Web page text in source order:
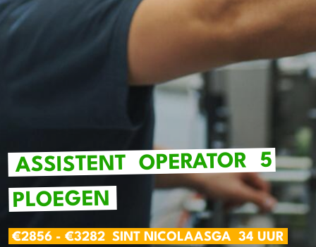
ASSISTENT OPERATOR 5
PLOEGEN
€2856 - €3282 SINT NICOLAASGA 34 UUR